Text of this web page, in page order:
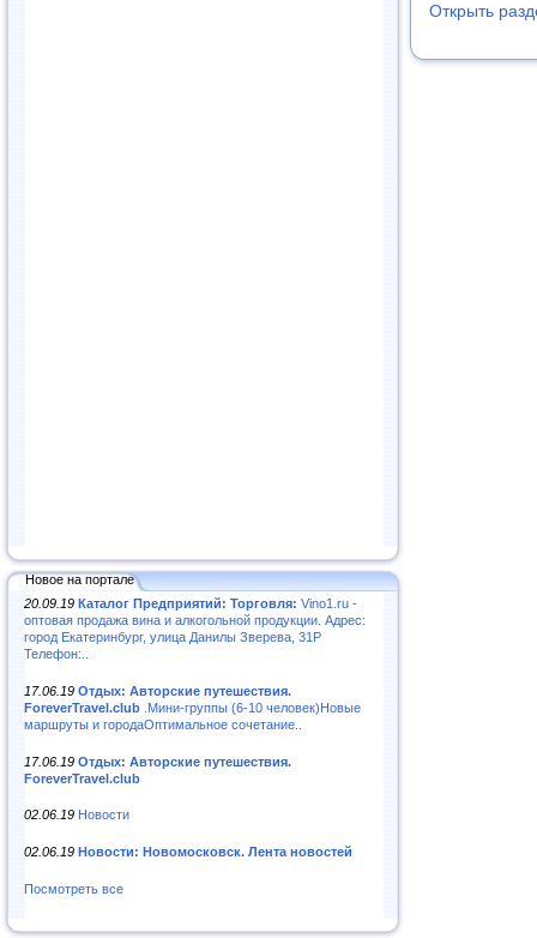
Новое на портале
20.09.19 Каталог Предприятий: Торговля: Vino1.ru -
оптовая продажа вина и алкогольной продукции. Адрес:
город Екатеринбург, улица Данилы Зверева, 31Р
Телефон:..
17.06.19 Отдых: Авторские путешествия.
ForeverTravel.club .Мини-группы (6-10 человек)Новые
маршруты и городаОптимальное сочетание..
17.06.19 Отдых: Авторские путешествия.
ForeverTravel.club
02.06.19 Новости
02.06.19 Новости: Новомосковск. Лента новостей
Посмотреть все
Открыть